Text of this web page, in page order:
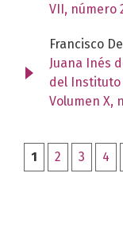
VII, número
Francisco
Juana Inés
del Instituto
Volumen X,
1 2 3 4